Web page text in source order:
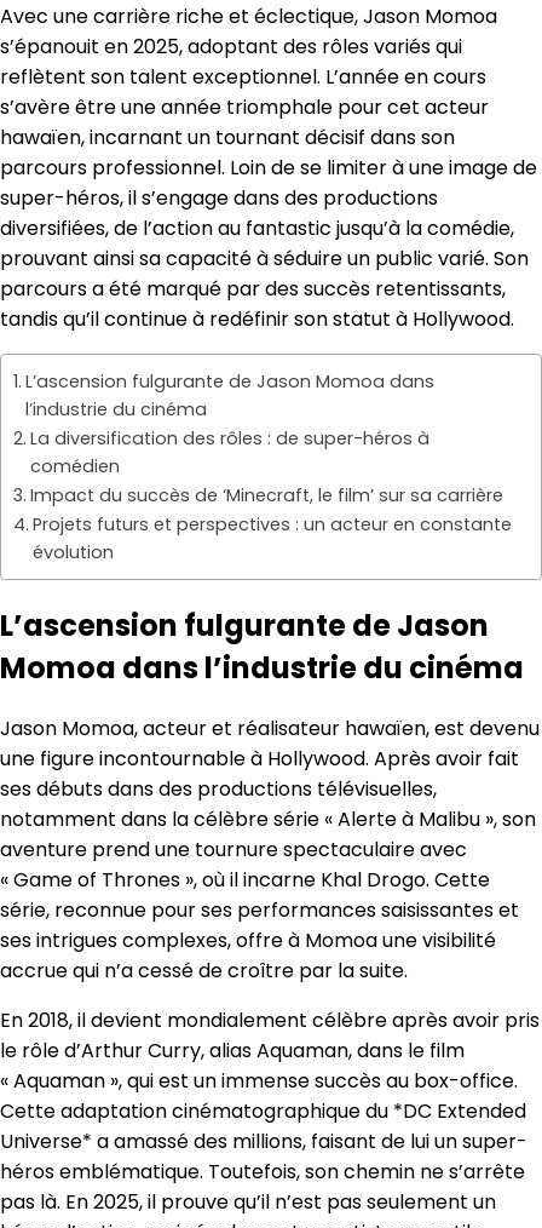
Avec une carrière riche et éclectique, Jason Momoa
s’épanouit en 2025, adoptant des rôles variés qui
reflètent son talent exceptionnel. L’année en cours
s’avère être une année triomphale pour cet acteur
hawaïen, incarnant un tournant décisif dans son
parcours professionnel. Loin de se limiter à une image de
super-héros, il s’engage dans des productions
diversifiées, de l’action au fantastic jusqu’à la comédie,
prouvant ainsi sa capacité à séduire un public varié. Son
parcours a été marqué par des succès retentissants,
tandis qu’il continue à redéfinir son statut à Hollywood.
L’ascension fulgurante de Jason Momoa dans
l’industrie du cinéma
La diversification des rôles : de super-héros à
comédien
Impact du succès de ‘Minecraft, le film’ sur sa carrière
Projets futurs et perspectives : un acteur en constante
évolution
L’ascension fulgurante de Jason
Momoa dans l’industrie du cinéma
Jason Momoa, acteur et réalisateur hawaïen, est devenu
une figure incontournable à Hollywood. Après avoir fait
ses débuts dans des productions télévisuelles,
notamment dans la célèbre série « Alerte à Malibu », son
aventure prend une tournure spectaculaire avec
« Game of Thrones », où il incarne Khal Drogo. Cette
série, reconnue pour ses performances saisissantes et
ses intrigues complexes, offre à Momoa une visibilité
accrue qui n’a cessé de croître par la suite.
En 2018, il devient mondialement célèbre après avoir pris
le rôle d’Arthur Curry, alias Aquaman, dans le film
« Aquaman », qui est un immense succès au box-office.
Cette adaptation cinématographique du *DC Extended
Universe* a amassé des millions, faisant de lui un super-
héros emblématique. Toutefois, son chemin ne s’arrête
pas là. En 2025, il prouve qu’il n’est pas seulement un